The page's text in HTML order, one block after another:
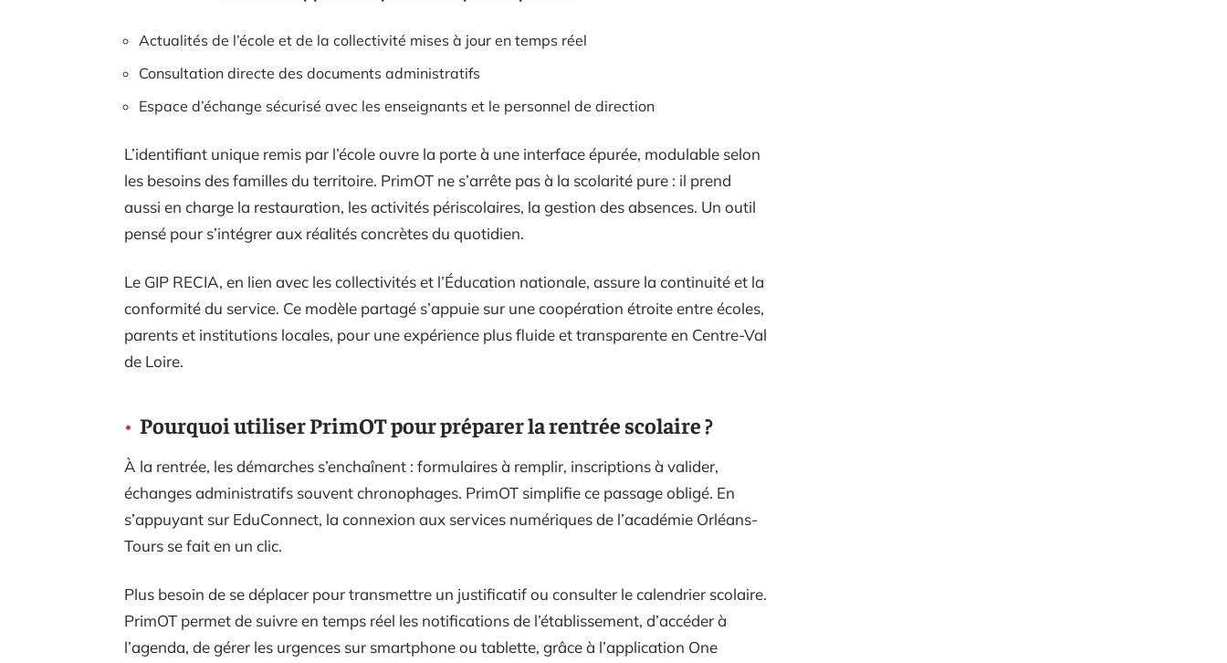
Actualités de l’école et de la collectivité mises à jour en temps réel
Consultation directe des documents administratifs
Espace d’échange sécurisé avec les enseignants et le personnel de direction
L’identifiant unique remis par l’école ouvre la porte à une interface épurée, modulable selon
les besoins des familles du territoire. PrimOT ne s’arrête pas à la scolarité pure : il prend
aussi en charge la restauration, les activités périscolaires, la gestion des absences. Un outil
pensé pour s’intégrer aux réalités concrètes du quotidien.
Le GIP RECIA, en lien avec les collectivités et l’Éducation nationale, assure la continuité et la
conformité du service. Ce modèle partagé s’appuie sur une coopération étroite entre écoles,
parents et institutions locales, pour une expérience plus fluide et transparente en Centre-Val
de Loire.
Pourquoi utiliser PrimOT pour préparer la rentrée scolaire ?
À la rentrée, les démarches s’enchaînent : formulaires à remplir, inscriptions à valider,
échanges administratifs souvent chronophages. PrimOT simplifie ce passage obligé. En
s’appuyant sur EduConnect, la connexion aux services numériques de l’académie Orléans-
Tours se fait en un clic.
Plus besoin de se déplacer pour transmettre un justificatif ou consulter le calendrier scolaire.
PrimOT permet de suivre en temps réel les notifications de l’établissement, d’accéder à
l’agenda, de gérer les urgences sur smartphone ou tablette, grâce à l’application One